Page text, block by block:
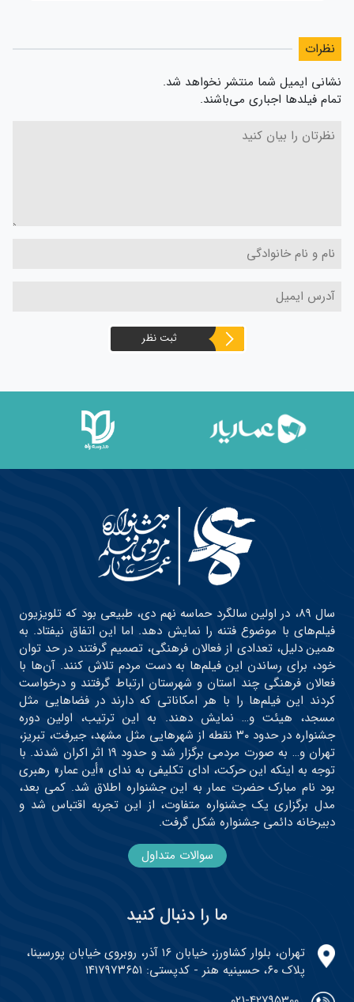
نظرات
نشانی ایمیل شما منتشر نخواهد شد.
تمام فیلدها اجباری می‌باشند.
ثبت نظر
سال ۸۹، در اولین سالگرد حماسه نهم دی، طبیعی بود که تلویزیون
فیلم‌های با موضوع فتنه را نمایش دهد. اما این اتفاق نیفتاد. به
همین دلیل، تعدادی از فعالان فرهنگی، تصمیم گرفتند در حد توان
خود، برای رساندن این فیلم‌ها به دست مردم تلاش کنند. آن‌ها با
فعالان فرهنگی چند استان و شهرستان ارتباط گرفتند و درخواست
کردند این فیلم‌ها را با هر امکاناتی که دارند در فضاهایی مثل
مسجد، هیئت و… نمایش دهند. به این ترتیب، اولین دوره
جشنواره در حدود ۳۰ نقطه از شهرهایی مثل مشهد، جیرفت، تبریز،
تهران و… به صورت مردمی برگزار شد و حدود ۱۹ اثر اکران شدند. با
توجه به اینکه این حرکت، ادای تکلیفی به ندای «أین عمار» رهبری
بود نام مبارک حضرت عمار به این جشنواره اطلاق شد. کمی بعد،
مدل برگزاری یک جشنواره متفاوت، از این تجربه اقتباس شد و
دبیرخانه دائمی جشنواره شکل گرفت.
سوالات متداول
ما را دنبال کنید
تهران، بلوار کشاورز، خیابان ۱۶ آذر، روبروی خیابان پورسینا،
پلاک ۶۰، حسینیه هنر - کدپستی: ۱۴۱۷۹۷۳۶۵۱